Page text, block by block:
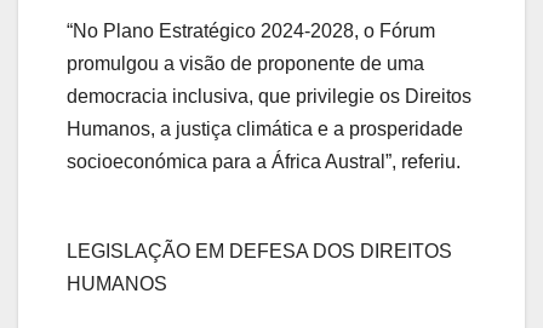
“No Plano Estratégico 2024-2028, o Fórum
promulgou a visão de proponente de uma
democracia inclusiva, que privilegie os Direitos
Humanos, a justiça climática e a prosperidade
socioeconómica para a África Austral”, referiu.
LEGISLAÇÃO EM DEFESA DOS DIREITOS
HUMANOS